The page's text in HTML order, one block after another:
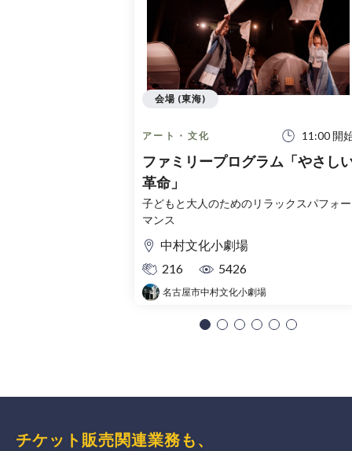
アート・文化 11:00 開
ファミリープログラム「やさし
革命」
子どもと大人のためのリラックスパフォー
マンス
中村文化小劇場
216
5426
名古屋市中村文化小劇場
会場 (東海)
チケット販売関連業務も、